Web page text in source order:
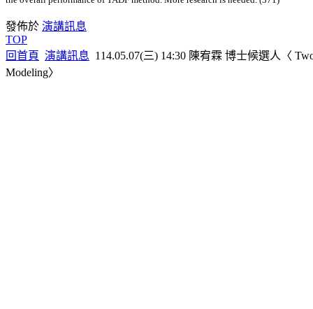
發佈於 演講訊息
TOP
回首頁 演講訊息 114.05.07(三) 14:30 陳宥霖 博士候選人〈
Modeling〉